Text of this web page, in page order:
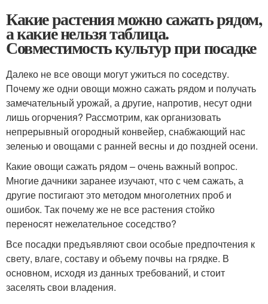
Какие растения можно сажать рядом,
а какие нельзя таблица.
Совместимость культур при посадке
Далеко не все овощи могут ужиться по соседству.
Почему же одни овощи можно сажать рядом и получать
замечательный урожай, а другие, напротив, несут одни
лишь огорчения? Рассмотрим, как организовать
непрерывный огородный конвейер, снабжающий нас
зеленью и овощами с ранней весны и до поздней осени.
Какие овощи сажать рядом – очень важный вопрос.
Многие дачники заранее изучают, что с чем сажать, а
другие постигают это методом многолетних проб и
ошибок. Так почему же не все растения стойко
переносят нежелательное соседство?
Все посадки предъявляют свои особые предпочтения к
свету, влаге, составу и объему почвы на грядке. В
основном, исходя из данных требований, и стоит
заселять свои владения.